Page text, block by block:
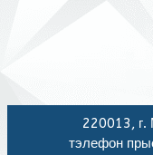
220013, г.
тэлефон